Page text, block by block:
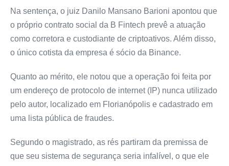
Na sentença, o juiz Danilo Mansano Barioni apontou que
o próprio contrato social da B Fintech prevê a atuação
como corretora e custodiante de criptoativos. Além disso,
o único cotista da empresa é sócio da Binance.
Quanto ao mérito, ele notou que a operação foi feita por
um endereço de protocolo de internet (IP) nunca utilizado
pelo autor, localizado em Florianópolis e cadastrado em
uma lista pública de fraudes.
Segundo o magistrado, as rés partiram da premissa de
que seu sistema de segurança seria infalível, o que ele